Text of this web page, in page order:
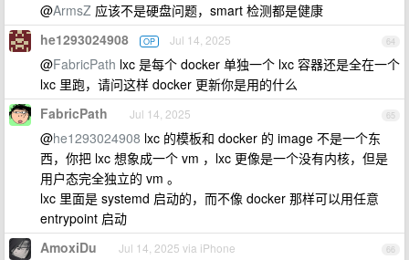
@ArmsZ 应该不是硬盘问题，smart 检测都是健康
64
he1293024908 OP Jul 14, 2025
@FabricPath lxc 是每个 docker 单独一个 lxc 容器还是全在一个
lxc 里跑，请问这样 docker 更新你是用的什么
65
FabricPath Jul 14, 2025
@he1293024908 lxc 的模板和 docker 的 image 不是一个东
西，你把 lxc 想象成一个 vm ，lxc 更像是一个没有内核，但是
用户态完全独立的 vm 。
lxc 里面是 systemd 启动的，而不像 docker 那样可以用任意
entrypoint 启动
66
AmoxiDu Jul 14, 2025 via iPhone